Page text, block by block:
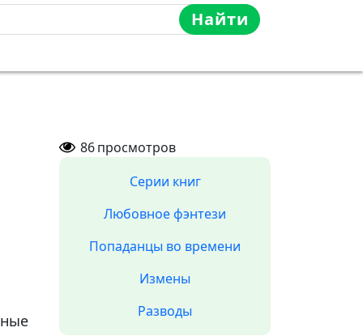
Найти
86просмотров
Серии книг
Любовное фэнтези
Попаданцы во времени
Измены
Разводы